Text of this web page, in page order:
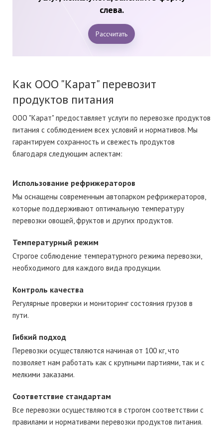
слева.
Рассчитать
Как ООО "Карат" перевозит
продуктов питания
ООО "Карат" предоставляет услуги по перевозке продуктов
питания с соблюдением всех условий и нормативов. Мы
гарантируем сохранность и свежесть продуктов
благодаря следующим аспектам:
Использование рефрижераторов
Мы оснащены современным автопарком рефрижераторов,
которые поддерживают оптимальную температуру
перевозки овощей, фруктов и других продуктов.
Температурный режим
Строгое соблюдение температурного режима перевозки,
необходимого для каждого вида продукции.
Контроль качества
Регулярные проверки и мониторинг состояния грузов в
пути.
Гибкий подход
Перевозки осуществляются начиная от 100 кг, что
позволяет нам работать как с крупными партиями, так и с
мелкими заказами.
Соответствие стандартам
Все перевозки осуществляются в строгом соответствии с
правилами и нормативами перевозки продуктов питания.